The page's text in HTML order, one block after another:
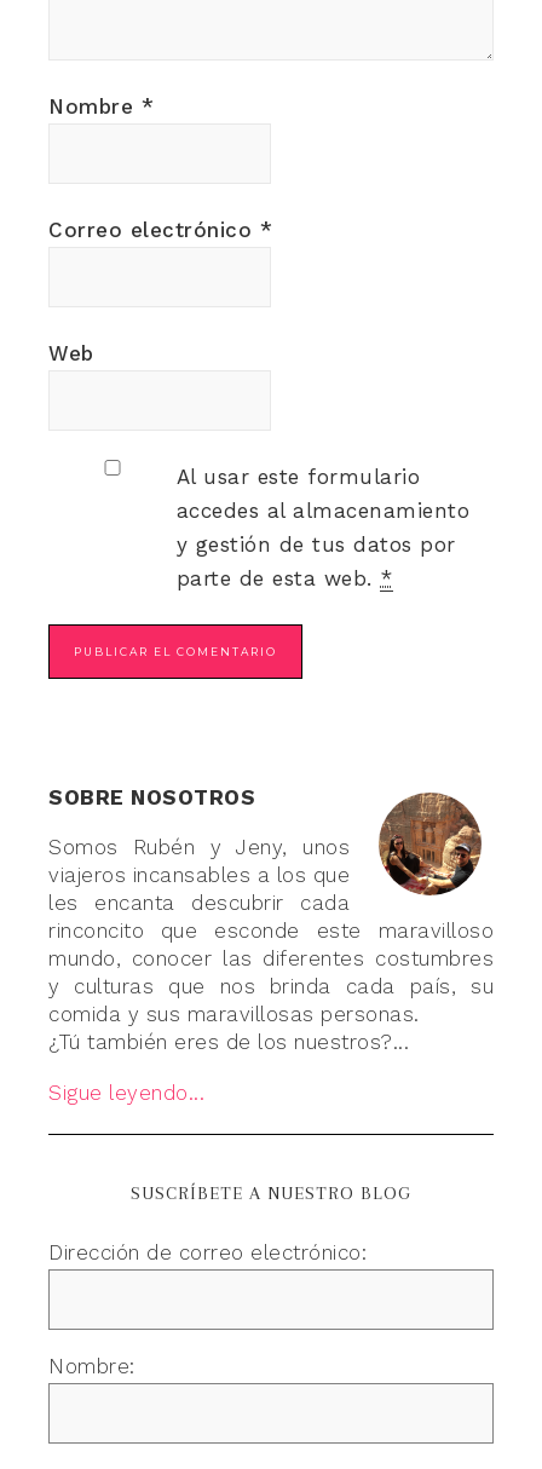
Nombre *
Correo electrónico *
Web
Al usar este formulario
accedes al almacenamiento
y gestión de tus datos por
parte de esta web. *
SOBRE NOSOTROS
Somos Rubén y Jeny, unos
viajeros incansables a los que
les encanta descubrir cada
rinconcito que esconde este maravilloso
mundo, conocer las diferentes costumbres
y culturas que nos brinda cada país, su
comida y sus maravillosas personas.
¿Tú también eres de los nuestros?...
Sigue leyendo...
SUSCRÍBETE A NUESTRO BLOG
Dirección de correo electrónico:
Nombre: